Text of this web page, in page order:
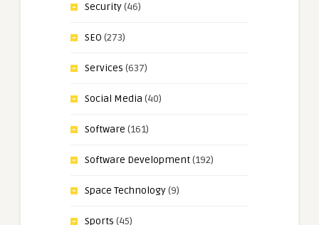
Security(46)
SEO (273)
Services (637)
Social Media (40)
Software (161)
Software Development(192)
Space Technology(9)
Sports (45)